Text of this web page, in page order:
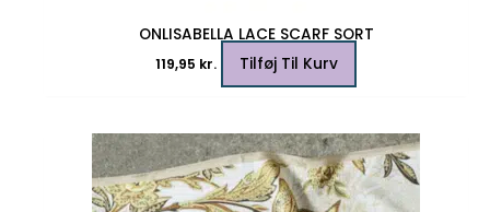
ONLISABELLA LACE SCARF SORT
119,95 kr. Tilføj Til Kurv